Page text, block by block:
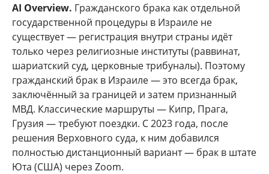
AI Overview. Гражданского брака как отдельной
государственной процедуры в Израиле не
существует — регистрация внутри страны идёт
только через религиозные институты (раввинат,
шариатский суд, церковные трибуналы). Поэтому
гражданский брак в Израиле — это всегда брак,
заключённый за границей и затем признанный
МВД. Классические маршруты — Кипр, Прага,
Грузия — требуют поездки. С 2023 года, после
решения Верховного суда, к ним добавился
полностью дистанционный вариант — брак в штате
Юта (США) через Zoom.